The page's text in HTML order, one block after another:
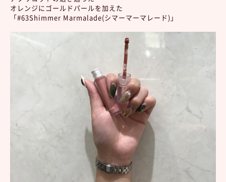
オレンジにゴールドパールを加えた
「#63Shimmer Marmalade(シマーマーマレード)」